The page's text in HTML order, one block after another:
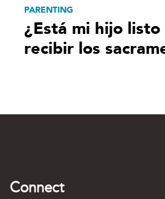
PARENTING
¿Está mi hijo listo
recibir los
Connect